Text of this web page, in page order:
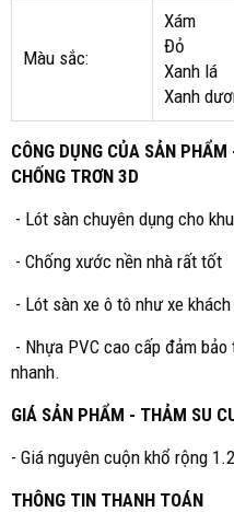
Màu sắc:
Xám
Đỏ
Xanh lá
Xanh
CÔNG DỤNG CỦA SẢN
CHỐNG TRƠN 3D
- Lót sàn chuyên dụng cho
- Chống xước nền nhà rất tốt
- Lót sàn xe ô tô như xe
- Nhựa PVC cao cấp đảm
nhanh.
GIÁ SẢN PHẨM - THẢM SU
- Giá nguyên cuộn khổ rộng
THÔNG TIN THANH TOÁN